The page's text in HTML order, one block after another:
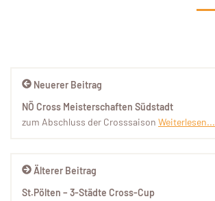
Älterer Beitrag
St.Pölten – 3-Städte Cross-Cup
Neuerer Beitrag
NÖ Cross Meisterschaften Südstadt
zum Abschluss der Crosssaison Weiterlesen...